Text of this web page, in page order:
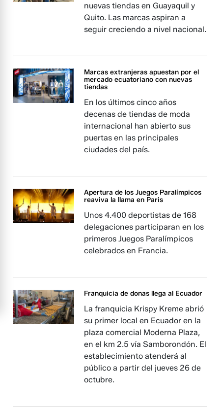
nuevas tiendas en Guayaquil y
Quito. Las marcas aspiran a
seguir creciendo a nivel nacional.
Marcas extranjeras apuestan por el
mercado ecuatoriano con nuevas
tiendas
En los últimos cinco años
decenas de tiendas de moda
internacional han abierto sus
puertas en las principales
ciudades del país.
Apertura de los Juegos Paralímpicos
reaviva la llama en Paris
Unos 4.400 deportistas de 168
delegaciones participaran en los
primeros Juegos Paralímpicos
celebrados en Francia.
Franquicia de donas llega al Ecuador
La franquicia Krispy Kreme abrió
su primer local en Ecuador en la
plaza comercial Moderna Plaza,
en el km 2.5 vía Samborondón. El
establecimiento atenderá al
público a partir del jueves 26 de
octubre.